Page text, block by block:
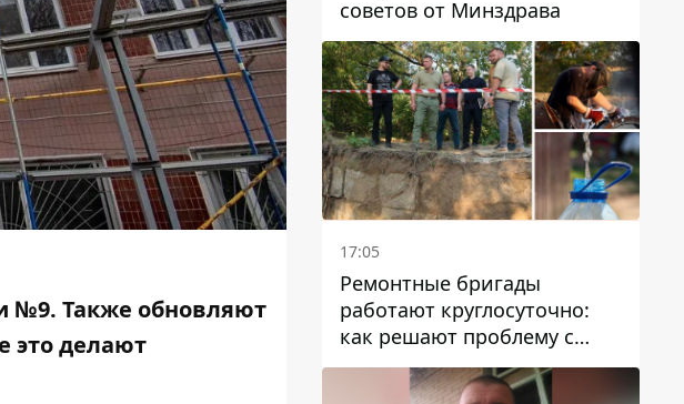
№9. Также обновляют
это делают
советов от Минздрава
17:05
Ремонтные бригады
работают круглосуточно:
как решают проблему с
водой в Марганецкой
громаде